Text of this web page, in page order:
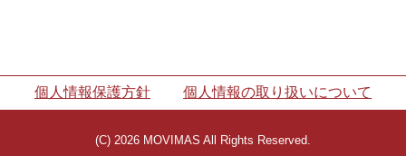
個人情報保護方針 個人情報の取り扱いについて
(C) 2026 MOVIMAS All Rights Reserved.